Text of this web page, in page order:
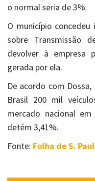
o normal seria de 3%.
O município
sobre Transmissão
devolver à empresa
gerada por ela.
De acordo com
Brasil 200 mil
mercado nacional
detém 3,41%.
Fonte: Folha de S.